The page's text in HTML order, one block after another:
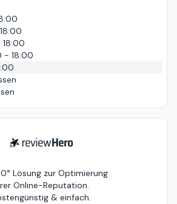
- 18:00
ReviewHero
Lösung zur Optimierung
Online-Reputation.
& einfach.